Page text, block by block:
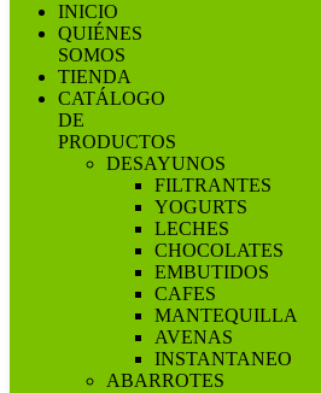
INICIO
QUIÉNES
SOMOS
TIENDA
CATÁLOGO
DE
PRODUCTOS
DESAYUNOS
FILTRANTES
YOGURTS
LECHES
CHOCOLATES
EMBUTIDOS
CAFES
MANTEQUILLA
AVENAS
INSTANTANEO
ABARROTES